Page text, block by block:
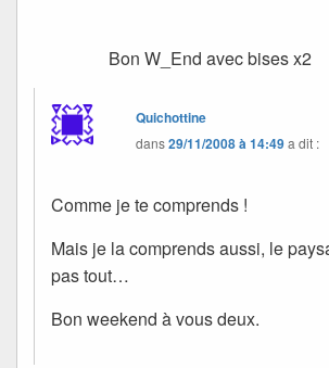
Bon W_End avec bises x2
Quichottine
dans29/11/2008 à 14:49a dit :
Comme je te comprends !
Mais je la comprends aussi, le
pas tout…
Bon weekend à vous deux.